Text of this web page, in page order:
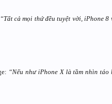
“Tất cả mọi thứ đều tuyệt vời, iPhone
“Nếu như iPhone X là tầm nhìn